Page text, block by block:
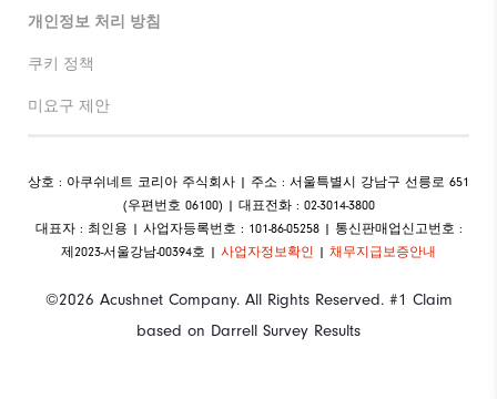
©2026 Acushnet Company. All Rights Reserved. #1 Claim
based on Darrell Survey Results
개인정보 처리 방침
쿠키 정책
미요구 제안
상호 : 아쿠쉬네트 코리아 주식회사 | 주소 : 서울특별시 강남구 선릉로 651
(우편번호 06100) | 대표전화 : 02-3014-3800
대표자 : 최인용 | 사업자등록번호 : 101-86-05258 | 통신판매업신고번호 :
제2023-서울강남-00394호 | 사업자정보확인 | 채무지급보증안내